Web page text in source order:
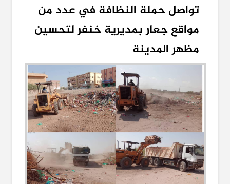
تواصل حملة النظافة في عدد من
مواقع جعار بمديرية خنفر لتحسين
مظهر المدينة